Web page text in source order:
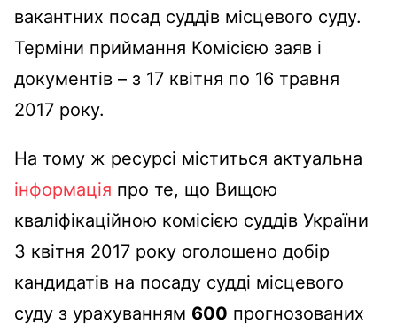
вакантних посад суддів місцевого суду.
Терміни приймання Комісією заяв і
документів – з 17 квітня по 16 травня
2017 року.
На тому ж ресурсі міститься актуальна
інформація про те, що Вищою
кваліфікаційною комісією суддів України
3 квітня 2017 року оголошено добір
кандидатів на посаду судді місцевого
суду з урахуванням 600 прогнозованих